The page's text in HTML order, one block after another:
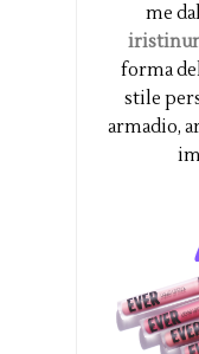
me
forma
stile
armadio,